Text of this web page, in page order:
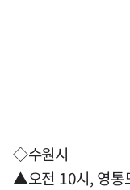
◇수원시
▲오전 10시, 영통